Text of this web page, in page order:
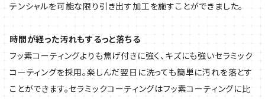
テンシャルを可能な限り引き出す加工を施すことができました。
時間が経った汚れもするっと落ちる
フッ素コーティングよりも焦げ付きに強く、キズにも強いセラミック
コーティングを採用。楽しんだ翌日に洗っても簡単に汚れを落とす
ことができます。セラミックコーティングはフッ素コーティングに比